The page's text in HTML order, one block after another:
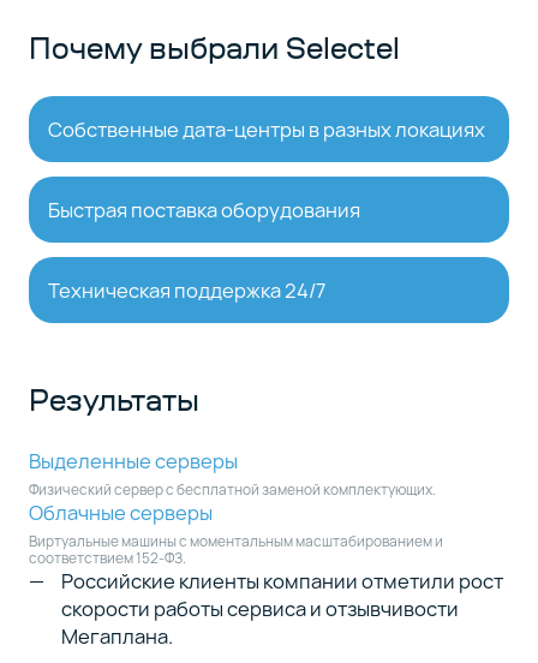
Почему выбрали Selectel
Собственные дата-центры в разных локациях
Быстрая поставка оборудования
Техническая поддержка 24/7
Результаты
Российские клиенты компании отметили рост
скорости работы сервиса и отзывчивости
Мегаплана.
Выделенные серверы
Физический сервер с бесплатной заменой комплектующих.
Облачные серверы
Виртуальные машины с моментальным масштабированием и
соответствием 152-ФЗ.